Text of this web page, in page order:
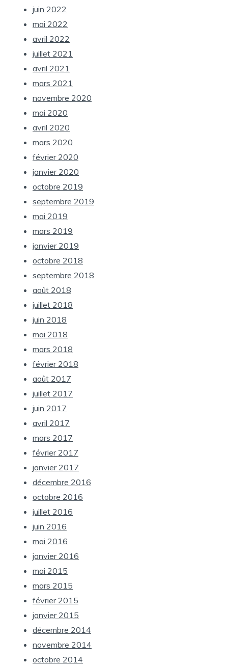
juin 2022
mai 2022
avril 2022
juillet 2021
avril 2021
mars 2021
novembre 2020
mai 2020
avril 2020
mars 2020
février 2020
janvier 2020
octobre 2019
septembre 2019
mai 2019
mars 2019
janvier 2019
octobre 2018
septembre 2018
août 2018
juillet 2018
juin 2018
mai 2018
mars 2018
février 2018
août 2017
juillet 2017
juin 2017
avril 2017
mars 2017
février 2017
janvier 2017
décembre 2016
octobre 2016
juillet 2016
juin 2016
mai 2016
janvier 2016
mai 2015
mars 2015
février 2015
janvier 2015
décembre 2014
novembre 2014
octobre 2014